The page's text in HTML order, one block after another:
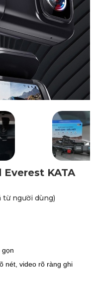
KATA
từ người dùng)
gọn
nét, video rõ ràng ghi